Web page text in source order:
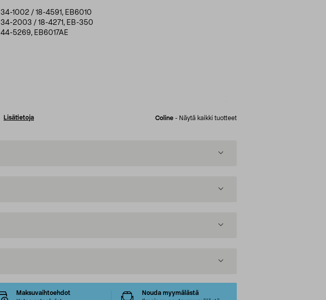
34-1002 / 18-4591, EB6010
34-2003 / 18-4271, EB-350
44-5269, EB6017AE
Lisätietoja Coline - Näytä kaikki tuotteet
Maksuvaihtoehdot
Nouda myymälästä